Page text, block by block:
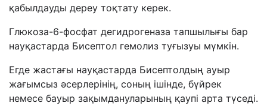
қабылдауды дереу тоқтату керек.
Глюкоза-6-фосфат дегидрогеназа тапшылығы бар
науқастарда Бисептол гемолиз туғызуы мүмкін.
Егде жастағы науқастарда Бисептолдың ауыр
жағымсыз әсерлерінің, соның ішінде, бүйрек
немесе бауыр зақымдануларының қаупі арта түседі.